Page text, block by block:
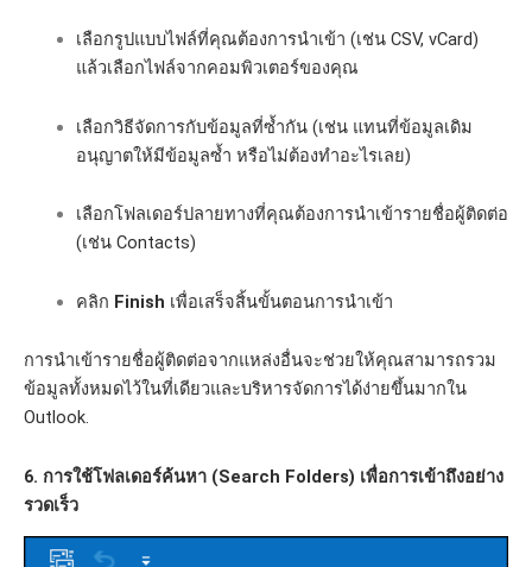
เลือกรูปแบบไฟล์ที่คุณต้องการนำเข้า (เช่น CSV, vCard)
แล้วเลือกไฟล์จากคอมพิวเตอร์ของคุณ
เลือกวิธีจัดการกับข้อมูลที่ซ้ำกัน (เช่น แทนที่ข้อมูลเดิม
อนุญาตให้มีข้อมูลซ้ำ หรือไม่ต้องทำอะไรเลย)
เลือกโฟลเดอร์ปลายทางที่คุณต้องการนำเข้ารายชื่อผู้ติดต่อ
(เช่น Contacts)
คลิก Finish เพื่อเสร็จสิ้นขั้นตอนการนำเข้า
การนำเข้ารายชื่อผู้ติดต่อจากแหล่งอื่นจะช่วยให้คุณสามารถรวม
ข้อมูลทั้งหมดไว้ในที่เดียวและบริหารจัดการได้ง่ายขึ้นมากใน
Outlook.
6. การใช้โฟลเดอร์ค้นหา (Search Folders) เพื่อการเข้าถึงอย่าง
รวดเร็ว